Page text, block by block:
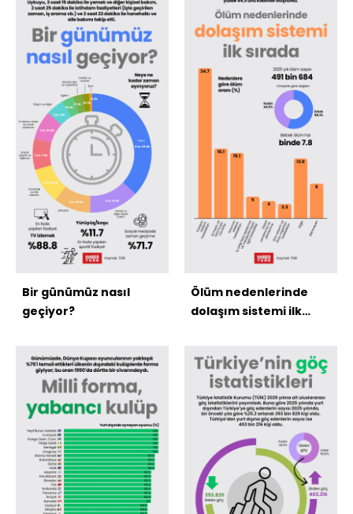
Bir günümüz nasıl
geçiyor?
Ölüm nedenlerinde
dolaşım sistemi ilk